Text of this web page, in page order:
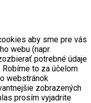
aby sme pre vás
webu (napr.
potrebné údaje
Robíme to za účelom
webstránok
zobrazených
prosím vyjadrite